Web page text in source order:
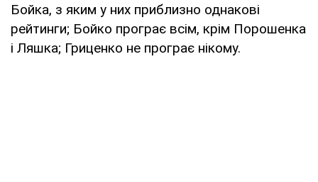
Бойка, з яким у них приблизно однакові
рейтинги; Бойко програє всім, крім Порошенка
і Ляшка; Гриценко не програє нікому.